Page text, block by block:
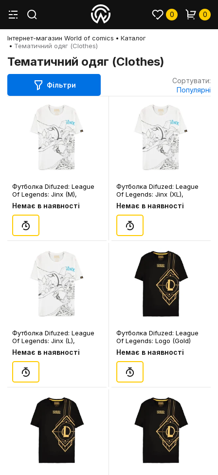
0 0
Інтернет-магазин World of comics
Каталог
Тематичний одяг (Clothes)
Тематичний одяг (Clothes)
Фільтри
Сортувати:
Популярні
Футболка Difuzed: League
Of Legends: Jinx (M),
(357073)
Немає в наявності
Футболка Difuzed: League
Of Legends: Jinx (XL),
(357134)
Немає в наявності
Футболка Difuzed: League
Of Legends: Jinx (L),
(357097)
Немає в наявності
Футболка Difuzed: League
Of Legends: Logo (Gold)
(2XL), (347586)
Немає в наявності